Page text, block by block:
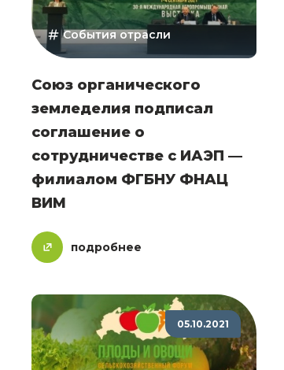
События отрасли
Союз органического
земледелия подписал
соглашение о
сотрудничестве с ИАЭП —
филиалом ФГБНУ ФНАЦ
ВИМ
подробнее
05.10.2021